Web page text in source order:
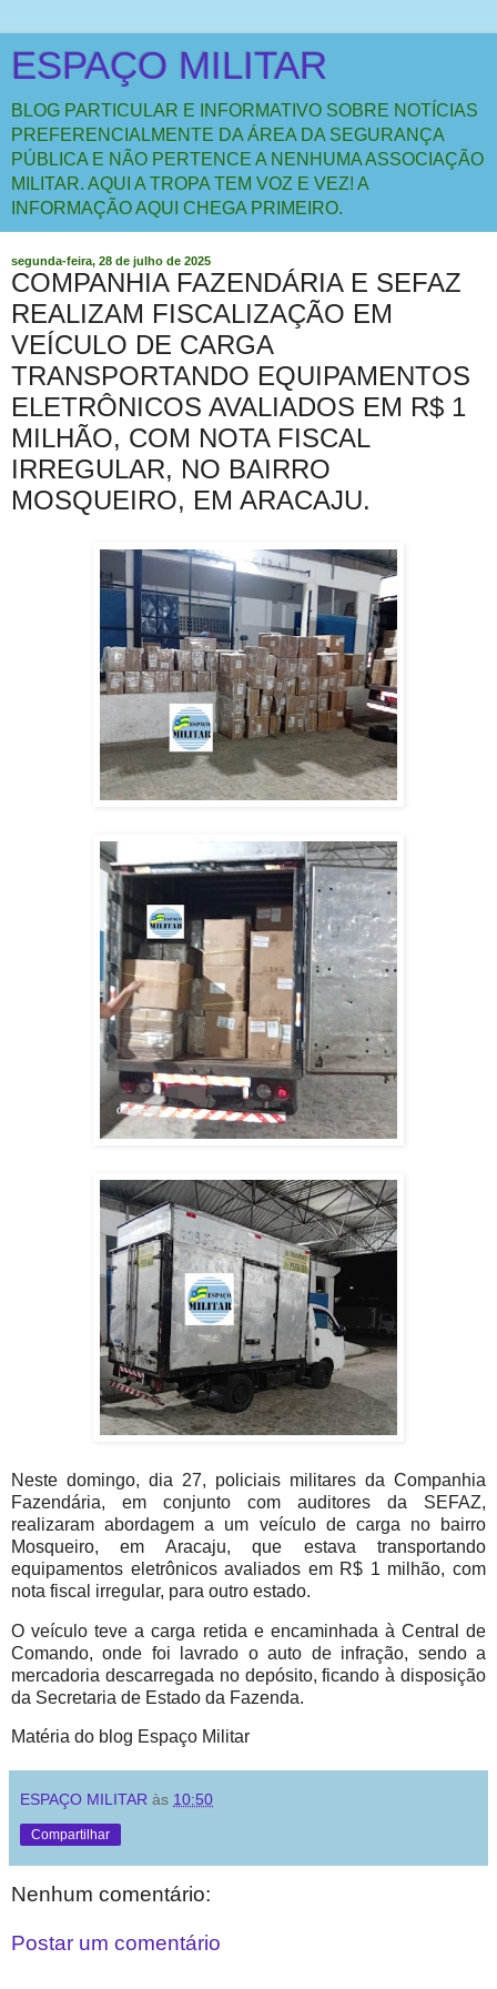
ESPAÇO MILITAR
BLOG PARTICULAR E INFORMATIVO SOBRE NOTÍCIAS
PREFERENCIALMENTE DA ÁREA DA SEGURANÇA
PÚBLICA E NÃO PERTENCE A NENHUMA ASSOCIAÇÃO
MILITAR. AQUI A TROPA TEM VOZ E VEZ! A
INFORMAÇÃO AQUI CHEGA PRIMEIRO.
segunda-feira, 28 de julho de 2025
COMPANHIA FAZENDÁRIA E SEFAZ
REALIZAM FISCALIZAÇÃO EM
VEÍCULO DE CARGA
TRANSPORTANDO EQUIPAMENTOS
ELETRÔNICOS AVALIADOS EM R$ 1
MILHÃO, COM NOTA FISCAL
IRREGULAR, NO BAIRRO
MOSQUEIRO, EM ARACAJU.
Neste domingo, dia 27, policiais militares da Companhia
Fazendária, em conjunto com auditores da SEFAZ,
realizaram abordagem a um veículo de carga no bairro
Mosqueiro, em Aracaju, que estava transportando
equipamentos eletrônicos avaliados em R$ 1 milhão, com
nota fiscal irregular, para outro estado.
O veículo teve a carga retida e encaminhada à Central de
Comando, onde foi lavrado o auto de infração, sendo a
mercadoria descarregada no depósito, ficando à disposição
da Secretaria de Estado da Fazenda.
Matéria do blog Espaço Militar
ESPAÇO MILITAR às 10:50
Compartilhar
Nenhum comentário:
Postar um comentário